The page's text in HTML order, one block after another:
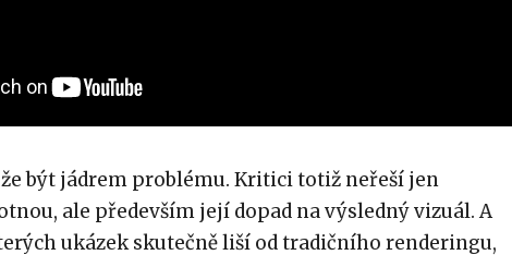
být jádrem problému. Kritici totiž neřeší jen
ale především její dopad na výsledný vizuál. A
ukázek skutečně liší od tradičního renderingu,